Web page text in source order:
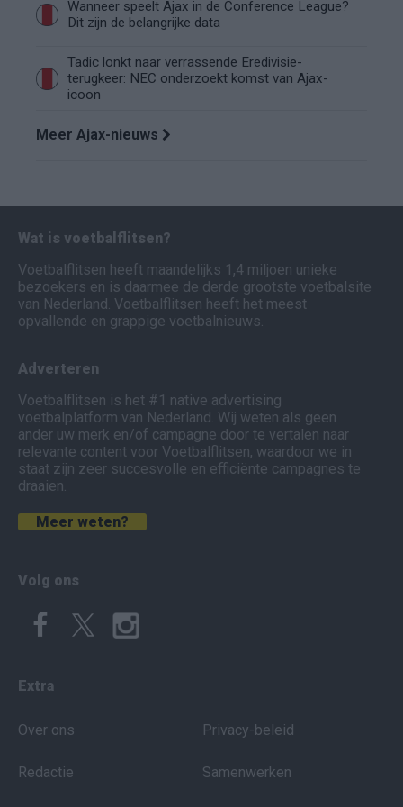
Wanneer speelt Ajax in de Conference League?
Dit zijn de belangrijke data
Tadic lonkt naar verrassende Eredivisie-
terugkeer: NEC onderzoekt komst van Ajax-
icoon
Meer Ajax-nieuws
Wat is voetbalflitsen?
Voetbalflitsen heeft maandelijks 1,4 miljoen unieke
bezoekers en is daarmee de derde grootste voetbalsite
van Nederland. Voetbalflitsen heeft het meest
opvallende en grappige voetbalnieuws.
Adverteren
Voetbalflitsen is het #1 native advertising
voetbalplatform van Nederland. Wij weten als geen
ander uw merk en/of campagne door te vertalen naar
relevante content voor Voetbalflitsen, waardoor we in
staat zijn zeer succesvolle en efficiënte campagnes te
draaien.
Meer weten?
Volg ons
Extra
Over ons
Redactie
Privacy-beleid
Samenwerken